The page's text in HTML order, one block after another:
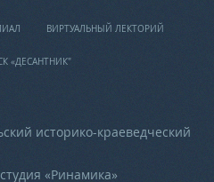
ВИРТУАЛЬНЫЙ ЛЕКТОРИЙ
«ДЕСАНТНИК"
историко-краеведческий
«Ринамика»